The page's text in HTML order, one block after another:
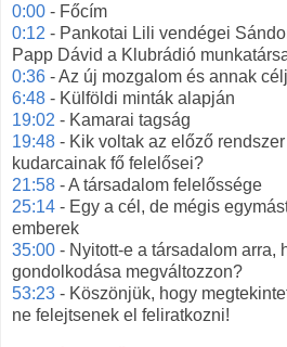
0:00 - Főcím
0:12 - Pankotai Lili vendégei
Papp Dávid a Klubrádió
0:36 - Az új mozgalom és annak
6:48 - Külföldi minták alapján
19:02 - Kamarai tagság
19:48 - Kik voltak az előző
kudarcainak fő felelősei?
21:58 - A társadalom felelőssége
25:14 - Egy a cél, de mégis
emberek
35:00 - Nyitott-e a társadalom arra,
gondolkodása megváltozzon?
53:23 - Köszönjük, hogy
ne felejtsenek el feliratkozni!